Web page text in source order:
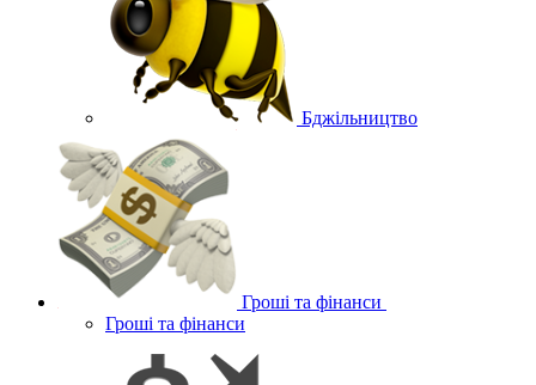
Бджільництво
Гроші та фінанси
Гроші та фінанси